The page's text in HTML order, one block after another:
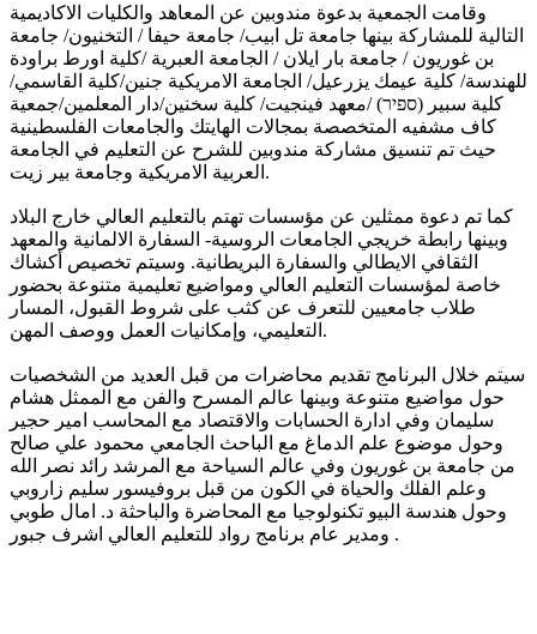
وقامت الجمعية بدعوة مندوبين عن المعاهد والكليات الاكاديمية
التالية للمشاركة بينها جامعة تل ابيب/ جامعة حيفا / التخنيون/ جامعة
بن غوريون / جامعة بار ايلان / الجامعة العبرية /كلية اورط براودة
للهندسة/ كلية عيمك يزرعيل/ الجامعة الامريكية جنين/كلية القاسمي/
كلية سبير (ספיר) /معهد فينجيت/ كلية سخنين/دار المعلمين/جمعية
كاف مشفيه المتخصصة بمجالات الهايتك والجامعات الفلسطينية
حيث تم تنسيق مشاركة مندوبين للشرح عن التعليم في الجامعة
العربية الامريكية وجامعة بير زيت.
كما تم دعوة ممثلين عن مؤسسات تهتم بالتعليم العالي خارج البلاد
وبينها رابطة خريجي الجامعات الروسية- السفارة الالمانية والمعهد
الثقافي الايطالي والسفارة البريطانية. وسيتم تخصيص أكشاك
خاصة لمؤسسات التعليم العالي ومواضيع تعليمية متنوعة بحضور
طلاب جامعيين للتعرف عن كثب على شروط القبول، المسار
التعليمي، وإمكانيات العمل ووصف المهن.
سيتم خلال البرنامج تقديم محاضرات من قبل العديد من الشخصيات
حول مواضيع متنوعة وبينها عالم المسرح والفن مع الممثل هشام
سليمان وفي ادارة الحسابات والاقتصاد مع المحاسب امير حجير
وحول موضوع علم الدماغ مع الباحث الجامعي محمود علي صالح
من جامعة بن غوريون وفي عالم السياحة مع المرشد رائد نصر الله
وعلم الفلك والحياة في الكون من قبل بروفيسور سليم زاروبي
وحول هندسة البيو تكنولوجيا مع المحاضرة والباحثة د. امال طوبي
ومدير عام برنامج رواد للتعليم العالي اشرف جبور .